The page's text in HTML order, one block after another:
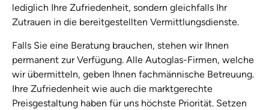
lediglich Ihre Zufriedenheit, sondern gleichfalls Ihr
Zutrauen in die bereitgestellten Vermittlungsdienste.
Falls Sie eine Beratung brauchen, stehen wir Ihnen
permanent zur Verfügung. Alle Autoglas-Firmen, welche
wir übermitteln, geben Ihnen fachmännische Betreuung.
Ihre Zufriedenheit wie auch die marktgerechte
Preisgestaltung haben für uns höchste Priorität. Setzen